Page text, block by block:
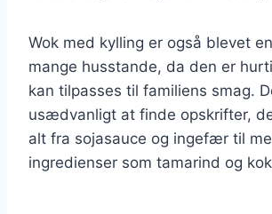
Wok med kylling er også blevet
mange husstande, da den er
kan tilpasses til familiens smag.
usædvanligt at finde opskrifter,
alt fra sojasauce og ingefær til
ingredienser som tamarind og